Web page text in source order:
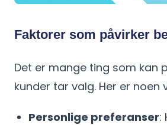
Faktorer som påvirker
Det er mange ting som kan
kunder tar valg. Her er noen
Personlige preferanser: